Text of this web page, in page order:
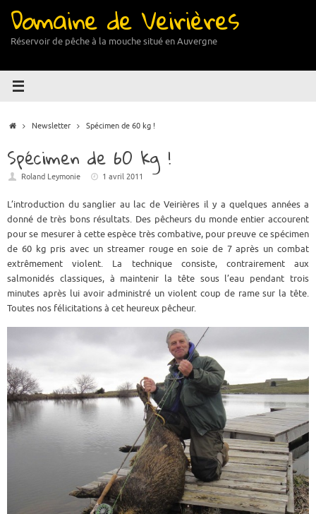
contenu
Domaine de Veirières
Réservoir de pêche à la mouche situé en Auvergne
AccueilNewsletter Spécimen de 60 kg !
Spécimen de 60 kg !
Roland Leymonie 1 avril 2011
L’introduction du sanglier au lac de Veirières il y a quelques années a
donné de très bons résultats. Des pêcheurs du monde entier accourent
pour se mesurer à cette espèce très combative, pour preuve ce spécimen
de 60 kg pris avec un streamer rouge en soie de 7 après un combat
extrêmement violent. La technique consiste, contrairement aux
salmonidés classiques, à maintenir la tête sous l’eau pendant trois
minutes après lui avoir administré un violent coup de rame sur la tête.
Toutes nos félicitations à cet heureux pêcheur.